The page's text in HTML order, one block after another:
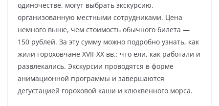
одиночестве, могут выбрать экскурсию,
организованную местными сотрудниками. Цена
немного выше, чем стоимость обычного билета —
150 рублей. За эту сумму можно подробно узнать, как
жили гороховчане XVII-XX вв.: что ели, как работали и
развлекались. Экскурсии проводятся в форме
анимационной программы и завершаются
дегустацией гороховой каши и клюквенного морса.